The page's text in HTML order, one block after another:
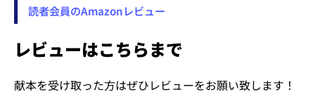
読者会員のAmazonレビュー
レビューはこちらまで
献本を受け取った方はぜひレビューをお願い致します！